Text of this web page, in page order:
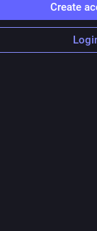
Create